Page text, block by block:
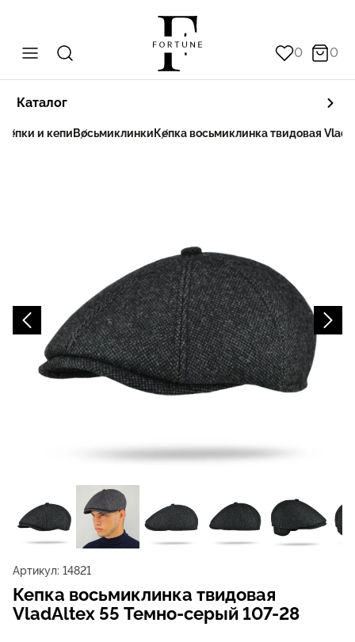
0 0
Каталог
Кепки и кепи Восьмиклинки Кепка восьмиклинка твидовая
Артикул: 14821
Кепка восьмиклинка твидовая
VladAltex 55 Темно-серый 107-28